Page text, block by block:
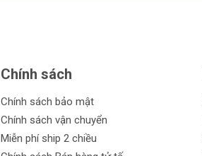
Chính sách
Chính sách bảo mật
Chính sách vận chuyển
Miễn phí ship 2 chiều